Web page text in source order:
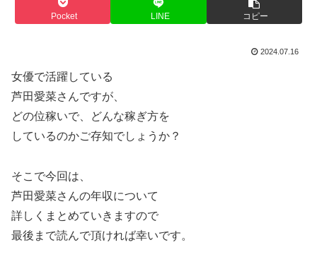
Pocket LINE コピー
2024.07.16
女優で活躍している
芦田愛菜さんですが、
どの位稼いで、どんな稼ぎ方を
しているのかご存知でしょうか？
そこで今回は、
芦田愛菜さんの年収について
詳しくまとめていきますので
最後まで読んで頂ければ幸いです。